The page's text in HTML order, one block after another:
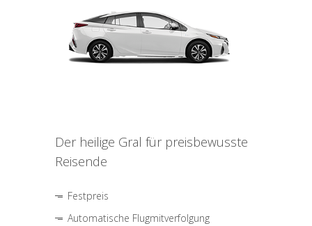
Der heilige Gral für preisbewusste
Reisende
Festpreis
Automatische Flugmitverfolgung